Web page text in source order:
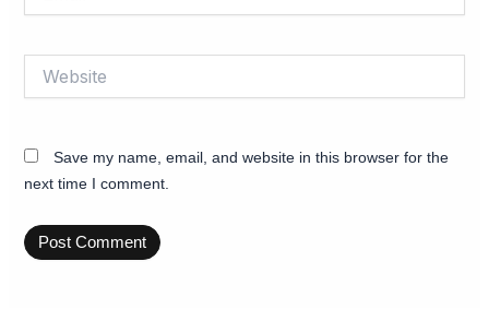
Save my name, email, and website in this browser for the
next time I comment.